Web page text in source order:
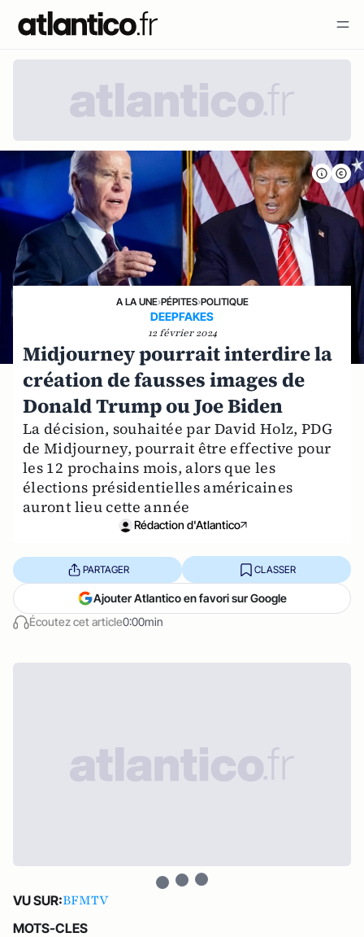
A LA UNE›PÉPITES›POLITIQUE
DEEPFAKES
12 février 2024
Midjourney pourrait interdire la
création de fausses images de
Donald Trump ou Joe Biden
La décision, souhaitée par David Holz, PDG
de Midjourney, pourrait être effective pour
les 12 prochains mois, alors que les
élections présidentielles américaines
auront lieu cette année
Rédaction d'Atlantico
Écoutez cet article0:00min
PARTAGER CLASSER
Ajouter Atlantico en favori sur Google
VU SUR:BFMTV
MOTS-CLES